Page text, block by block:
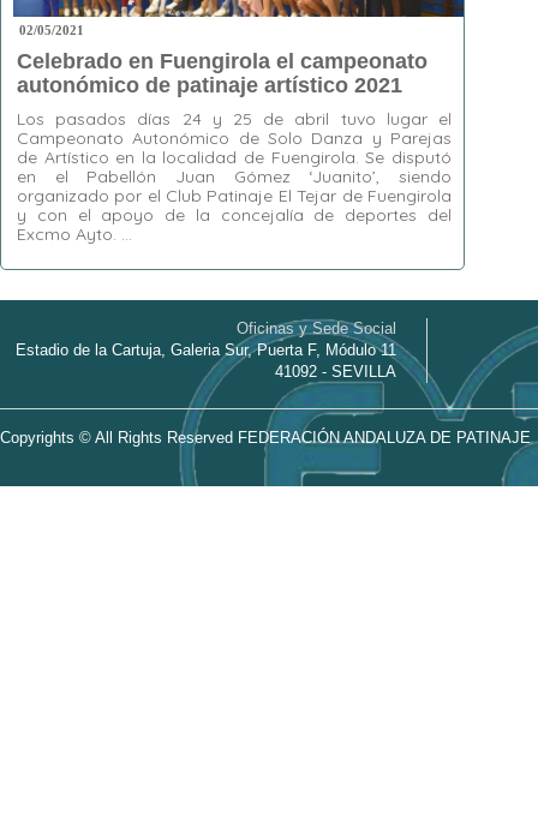
02/05/2021
Celebrado en Fuengirola el campeonato
autonómico de patinaje artístico 2021
Los pasados días 24 y 25 de abril tuvo lugar el
Campeonato Autonómico de Solo Danza y Parejas
de Artístico en la localidad de Fuengirola. Se disputó
en el Pabellón Juan Gómez ‘Juanito’, siendo
organizado por el Club Patinaje El Tejar de Fuengirola
y con el apoyo de la concejalía de deportes del
Excmo Ayto. …
Artístico,Patinaje Artístico,Solo Danza
Oficinas y Sede Social
Estadio de la Cartuja, Galeria Sur, Puerta F, Módulo 11
41092 - SEVILLA
Copyrights © All Rights Reserved FEDERACIÓN ANDALUZA DE PATINAJE